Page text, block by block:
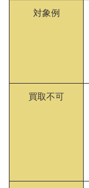
対象例
買取不可